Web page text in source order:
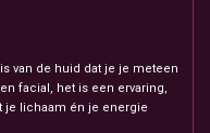
van de huid dat je je meteen
facial, het is een ervaring,
je lichaam én je energie